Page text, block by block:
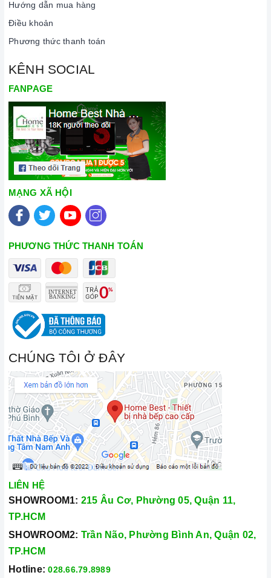
Hướng dẫn mua hàng
Điều khoản
Phương thức thanh toán
KÊNH SOCIAL
FANPAGE
MẠNG XÃ HỘI
PHƯƠNG THỨC THANH TOÁN
CHÚNG TÔI Ở ĐÂY
LIÊN HỆ
SHOWROOM1: 215 Âu Cơ, Phường 05, Quận 11,
TP.HCM
SHOWROOM2: Trần Não, Phường Bình An, Quận 02,
TP.HCM
Hotline: 028.66.79.8989